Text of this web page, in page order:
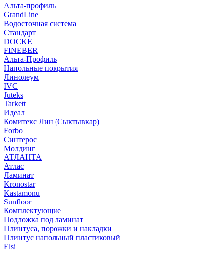
Альта-профиль
GrandLine
Водосточная система
Стандарт
DOCKE
FINEBER
Альта-Профиль
Напольные покрытия
Линолеум
IVC
Juteks
Tarkett
Идеал
Комитекс Лин (Сыктывкар)
Forbo
Синтерос
Молдинг
АТЛАНТА
Атлас
Ламинат
Kronostar
Kastamonu
Sunfloor
Комплектующие
Подложка под ламинат
Плинтуса, порожки и накладки
Плинтус напольный пластиковый
Elsi